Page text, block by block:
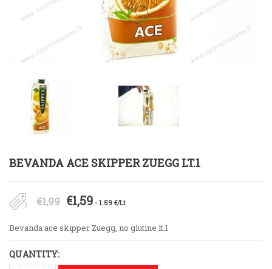
BEVANDA ACE SKIPPER ZUEGG LT.1
€1,99 Il
originale
€1,59Il
attuale
- 1.59 €/Lt
Bevanda ace skipper Zuegg, no glutine lt.1
QUANTITY: